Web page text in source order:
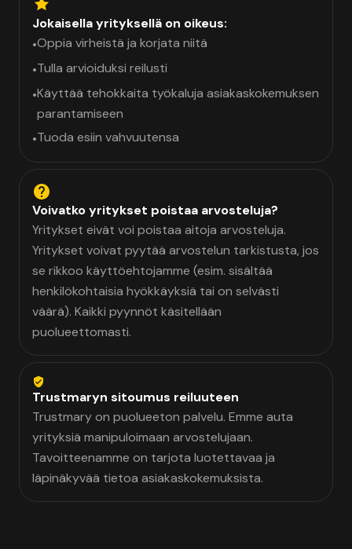
Jokaisella yrityksellä on oikeus:
•Oppia virheistä ja korjata niitä
•Tulla arvioiduksi reilusti
•Käyttää tehokkaita työkaluja asiakaskokemuksen
parantamiseen
•Tuoda esiin vahvuutensa
Voivatko yritykset poistaa arvosteluja?
Yritykset eivät voi poistaa aitoja arvosteluja.
Yritykset voivat pyytää arvostelun tarkistusta, jos
se rikkoo käyttöehtojamme (esim. sisältää
henkilökohtaisia hyökkäyksiä tai on selvästi
väärä). Kaikki pyynnöt käsitellään
puolueettomasti.
Trustmaryn sitoumus reiluuteen
Trustmary on puolueeton palvelu. Emme auta
yrityksiä manipuloimaan arvostelujaan.
Tavoitteenamme on tarjota luotettavaa ja
läpinäkyvää tietoa asiakaskokemuksista.